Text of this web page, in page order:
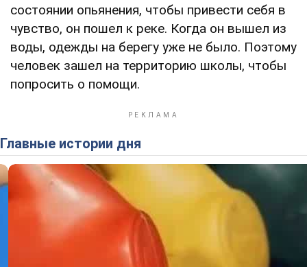
состоянии опьянения, чтобы привести себя в
чувство, он пошел к реке. Когда он вышел из
воды, одежды на берегу уже не было. Поэтому
человек зашел на территорию школы, чтобы
попросить о помощи.
Главные истории дня